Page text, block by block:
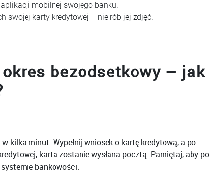
mobilnej swojego banku.
swojej karty kredytowej – nie rób jej zdjęć.
bezodsetkowy – jak
kilka minut. Wypełnij wniosek o kartę kredytową, a po
karta zostanie wysłana pocztą. Pamiętaj, aby po
bankowości.